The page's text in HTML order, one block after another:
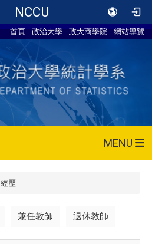
NCCU
首頁 政治大學 政大商學院 網站導覽
MENU
經歷
兼任教師 退休教師